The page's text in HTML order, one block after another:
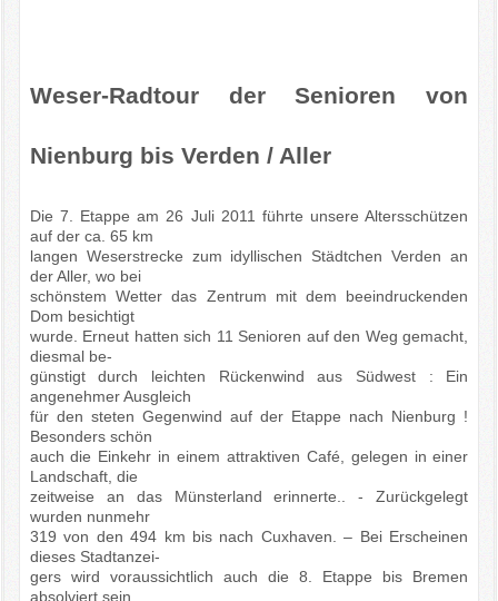
Weser-Radtour der Senioren von
Nienburg bis Verden / Aller
Die 7. Etappe am 26 Juli 2011 führte unsere Altersschützen
auf der ca. 65 km
langen Weserstrecke zum idyllischen Städtchen Verden an
der Aller, wo bei
schönstem Wetter das Zentrum mit dem beeindruckenden
Dom besichtigt
wurde. Erneut hatten sich 11 Senioren auf den Weg gemacht,
diesmal be-
günstigt durch leichten Rückenwind aus Südwest : Ein
angenehmer Ausgleich
für den steten Gegenwind auf der Etappe nach Nienburg !
Besonders schön
auch die Einkehr in einem attraktiven Café, gelegen in einer
Landschaft, die
zeitweise an das Münsterland erinnerte.. - Zurückgelegt
wurden nunmehr
319 von den 494 km bis nach Cuxhaven. – Bei Erscheinen
dieses Stadtanzei-
gers wird voraussichtlich auch die 8. Etappe bis Bremen
absolviert sein.